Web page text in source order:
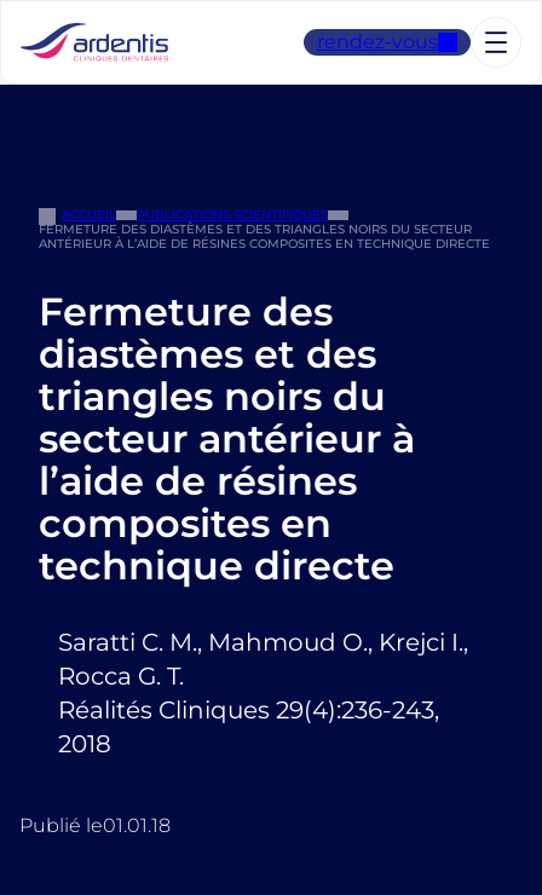
contenu
rendez-vous
ACCUEIL
PUBLICATIONS SCIENTIFIQUES
FERMETURE DES DIASTÈMES ET DES TRIANGLES NOIRS DU SECTEUR
ANTÉRIEUR À L’AIDE DE RÉSINES COMPOSITES EN TECHNIQUE DIRECTE
Fermeture des
diastèmes et des
triangles noirs du
secteur antérieur à
l’aide de résines
composites en
technique directe
Saratti C. M., Mahmoud O., Krejci I.,
Rocca G. T.
Réalités Cliniques 29(4):236-243,
2018
Publié le01.01.18